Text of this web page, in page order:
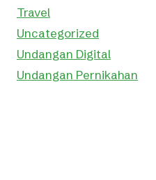
Travel
Uncategorized
Undangan Digital
Undangan Pernikahan